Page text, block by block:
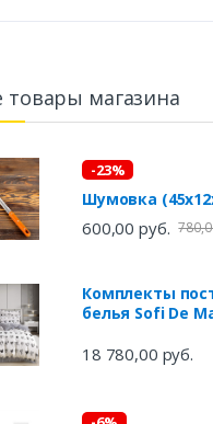
товары магазина
-23%
Шумовка
600,00 руб.
Комплекты
белья Sofi De
18 780,00 руб.